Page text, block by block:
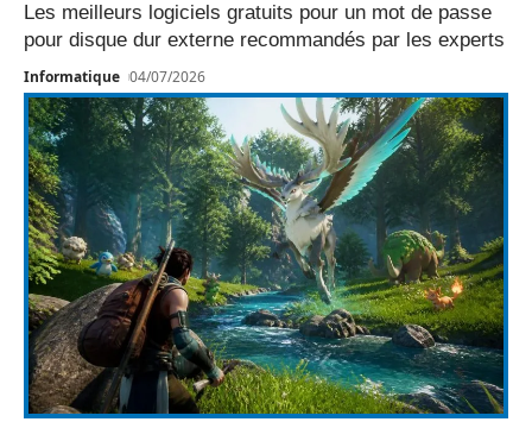
Les meilleurs logiciels gratuits pour un mot de passe
pour disque dur externe recommandés par les experts
Informatique 04/07/2026